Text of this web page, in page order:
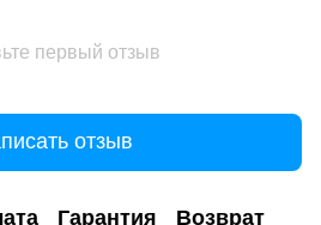
первый отзыв
отзыв
Гарантия Возврат